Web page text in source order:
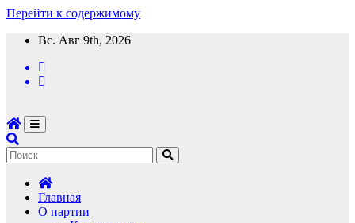
Перейти к содержимому
Вс. Авг 9th, 2026
Главная
О партии